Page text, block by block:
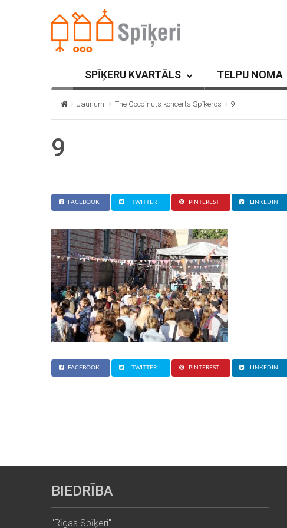
SPĪĶERU KVARTĀLS TELPU NOMA
Jaunumi The Coco`nuts koncerts Spīķeros 9
9
FACEBOOK TWITTER PINTEREST LINKEDIN
FACEBOOK TWITTER PINTEREST LINKEDIN
BIEDRĪBA
"Rīgas Spīķeri"